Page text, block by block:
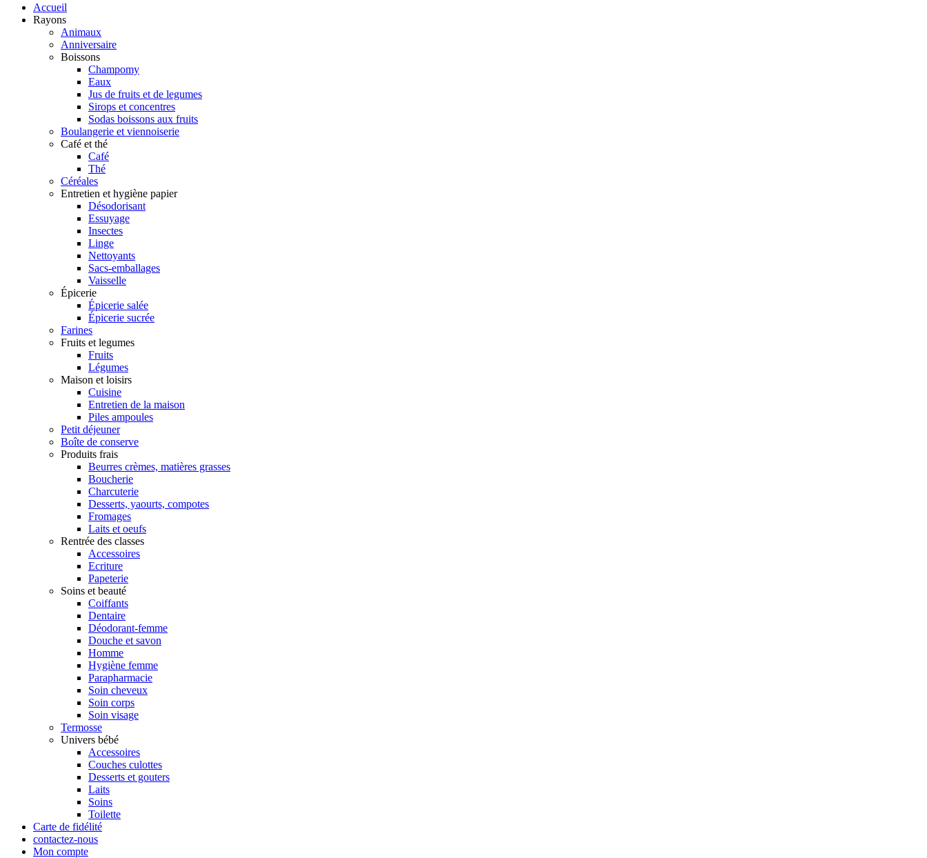
Accueil
Rayons
Animaux
Anniversaire
Boissons
Champomy
Eaux
Jus de fruits et de legumes
Sirops et concentres
Sodas boissons aux fruits
Boulangerie et viennoiserie
Café et thé
Café
Thé
Céréales
Entretien et hygiène papier
Désodorisant
Essuyage
Insectes
Linge
Nettoyants
Sacs-emballages
Vaisselle
Épicerie
Épicerie salée
Épicerie sucrée
Farines
Fruits et legumes
Fruits
Légumes
Maison et loisirs
Cuisine
Entretien de la maison
Piles ampoules
Petit déjeuner
Boîte de conserve
Produits frais
Beurres crèmes, matières grasses
Boucherie
Charcuterie
Desserts, yaourts, compotes
Fromages
Laits et oeufs
Rentrée des classes
Accessoires
Ecriture
Papeterie
Soins et beauté
Coiffants
Dentaire
Déodorant-femme
Douche et savon
Homme
Hygiène femme
Parapharmacie
Soin cheveux
Soin corps
Soin visage
Termosse
Univers bébé
Accessoires
Couches culottes
Desserts et gouters
Laits
Soins
Toilette
Carte de fidélité
contactez-nous
Mon compte